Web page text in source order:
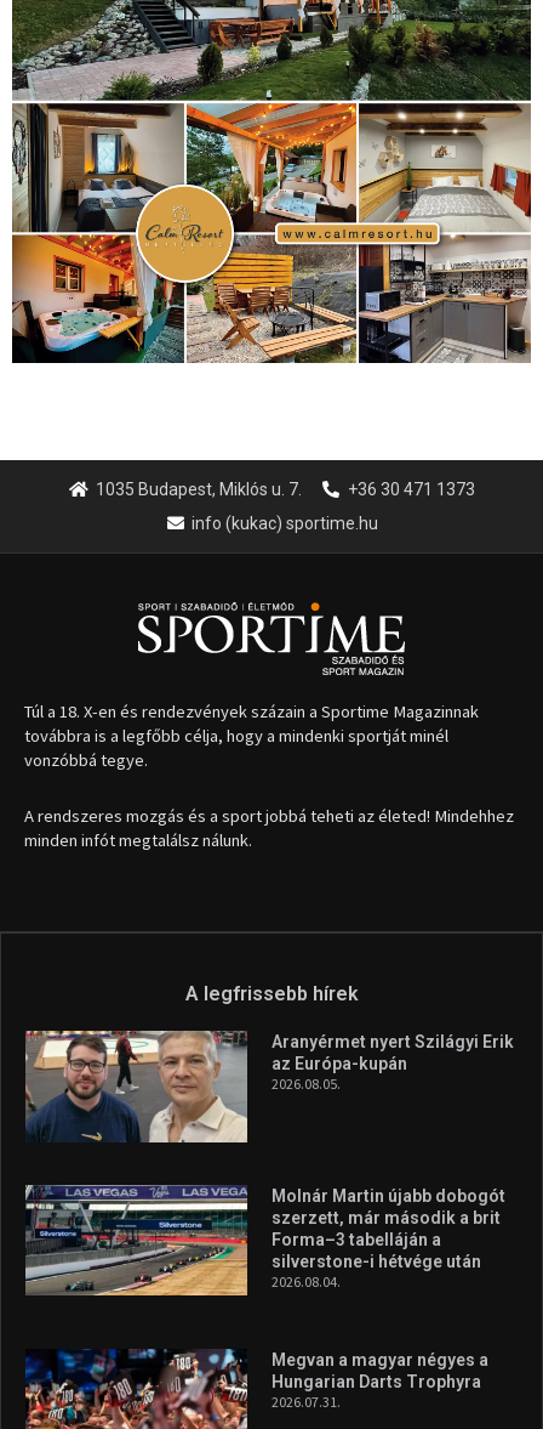
1035 Budapest, Miklós u. 7.
+36 30 471 1373
info (kukac) sportime.hu
Túl a 18. X-en és rendezvények százain a Sportime Magazinnak
továbbra is a legfőbb célja, hogy a mindenki sportját minél
vonzóbbá tegye.
A rendszeres mozgás és a sport jobbá teheti az életed! Mindehhez
minden infót megtalálsz nálunk.
A legfrissebb hírek
Aranyérmet nyert Szilágyi Erik
az Európa-kupán
2026.08.05.
Molnár Martin újabb dobogót
szerzett, már második a brit
Forma–3 tabelláján a
silverstone-i hétvége után
2026.08.04.
Megvan a magyar négyes a
Hungarian Darts Trophyra
2026.07.31.